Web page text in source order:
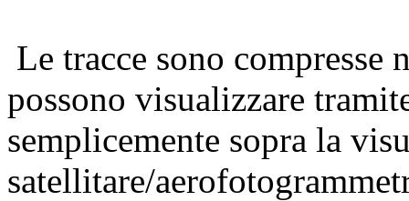
Le tracce sono
possono visualizzare
semplicemente sopra la
satellitare/